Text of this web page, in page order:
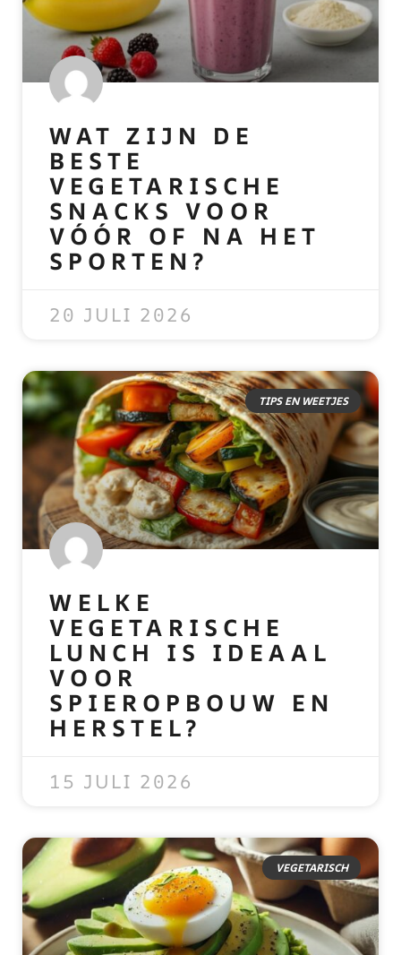
WAT ZIJN DE
BESTE
VEGETARISCHE
SNACKS VOOR
VÓÓR OF NA HET
SPORTEN?
20 JULI 2026
TIPS EN WEETJES
WELKE
VEGETARISCHE
LUNCH IS IDEAAL
VOOR
SPIEROPBOUW EN
HERSTEL?
15 JULI 2026
VEGETARISCH